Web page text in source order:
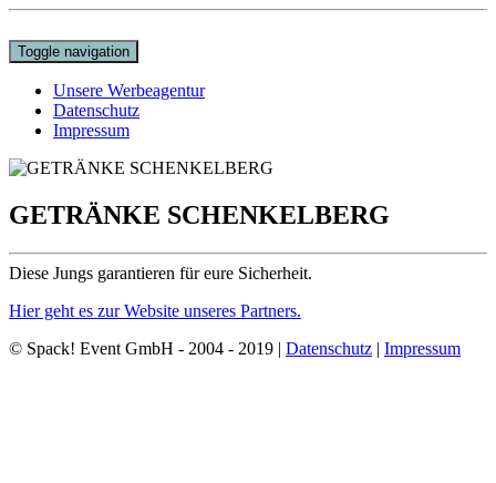
Toggle navigation
Unsere Werbeagentur
Datenschutz
Impressum
GETRÄNKE SCHENKELBERG
Diese Jungs garantieren für eure Sicherheit.
Hier geht es zur Website unseres Partners.
© Spack! Event GmbH - 2004 - 2019 | Datenschutz | Impressum